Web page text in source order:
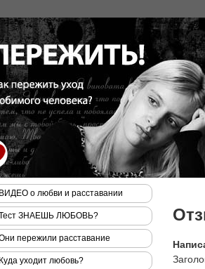
оценить тяжесть своего
ВИДЕО о любви и расставании
ЗНАЕШЬ ЛЮБОВЬ?
пережили расставание
Куда уходит любовь?